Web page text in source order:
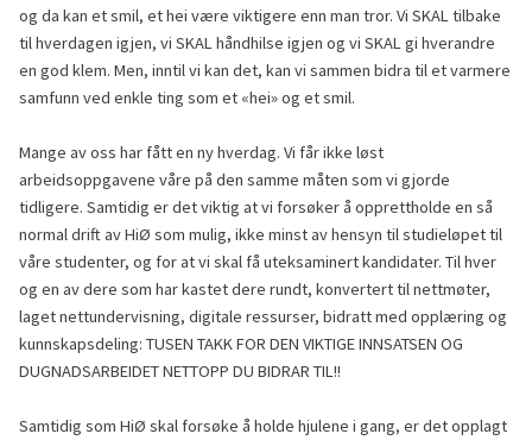
og da kan et smil, et hei være viktigere enn man tror. Vi SKAL tilbake
til hverdagen igjen, vi SKAL håndhilse igjen og vi SKAL gi hverandre
en god klem. Men, inntil vi kan det, kan vi sammen bidra til et varmere
samfunn ved enkle ting som et «hei» og et smil.
Mange av oss har fått en ny hverdag. Vi får ikke løst
arbeidsoppgavene våre på den samme måten som vi gjorde
tidligere. Samtidig er det viktig at vi forsøker å opprettholde en så
normal drift av HiØ som mulig, ikke minst av hensyn til studieløpet til
våre studenter, og for at vi skal få uteksaminert kandidater. Til hver
og en av dere som har kastet dere rundt, konvertert til nettmøter,
laget nettundervisning, digitale ressurser, bidratt med opplæring og
kunnskapsdeling: TUSEN TAKK FOR DEN VIKTIGE INNSATSEN OG
DUGNADSARBEIDET NETTOPP DU BIDRAR TIL!!
Samtidig som HiØ skal forsøke å holde hjulene i gang, er det opplagt